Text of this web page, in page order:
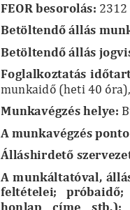
FEOR besorolás: 2312
Betöltendő állás
Betöltendő állás
Foglalkoztatás
munkaidő (heti 40
Munkavégzés helye:
A munkavégzés
Álláshirdető
A  munkáltatóval,
feltételei;
próbaidő;
honlap    címe    stb.):